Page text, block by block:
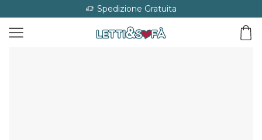
Spedizione Gratuita